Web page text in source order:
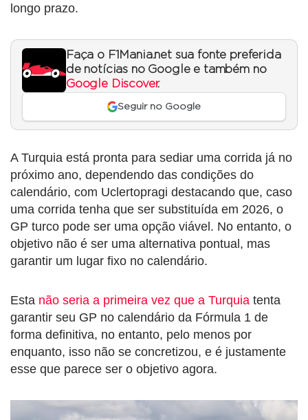
longo prazo.
Faça o F1Mania.net sua fonte preferida
de notícias no Google e também no
Google Discover.
Seguir no Google
A Turquia está pronta para sediar uma corrida já no
próximo ano, dependendo das condições do
calendário, com Uclertopragi destacando que, caso
uma corrida tenha que ser substituída em 2026, o
GP turco pode ser uma opção viável. No entanto, o
objetivo não é ser uma alternativa pontual, mas
garantir um lugar fixo no calendário.
Esta não seria a primeira vez que a Turquia tenta
garantir seu GP no calendário da Fórmula 1 de
forma definitiva, no entanto, pelo menos por
enquanto, isso não se concretizou, e é justamente
esse que parece ser o objetivo agora.